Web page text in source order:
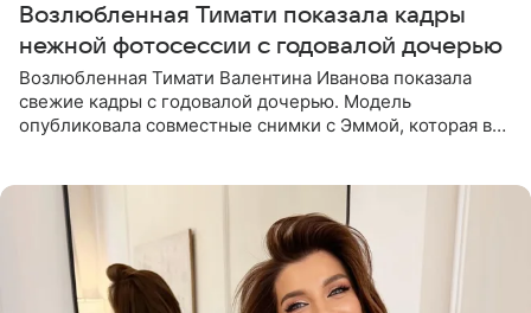
Возлюбленная Тимати показала кадры
нежной фотосессии с годовалой дочерью
Возлюбленная Тимати Валентина Иванова показала
свежие кадры с годовалой дочерью. Модель
опубликовала совместные снимки с Эммой, которая в